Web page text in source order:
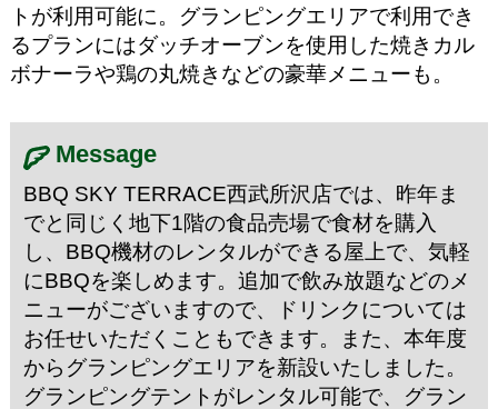
トが利用可能に。グランピングエリアで利用でき
るプランにはダッチオーブンを使用した焼きカル
ボナーラや鶏の丸焼きなどの豪華メニューも。
Message
BBQ SKY TERRACE西武所沢店では、昨年ま
でと同じく地下1階の食品売場で食材を購入
し、BBQ機材のレンタルができる屋上で、気軽
にBBQを楽しめます。追加で飲み放題などのメ
ニューがございますので、ドリンクについては
お任せいただくこともできます。また、本年度
からグランピングエリアを新設いたしました。
グランピングテントがレンタル可能で、グラン